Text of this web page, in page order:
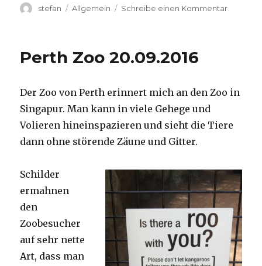
Autor
stefan Kategorien
Allgemein Schreibe einen Kommentarzu
Perth
Perth Zoo 20.09.2016
Der Zoo von Perth erinnert mich an den Zoo in
Singapur. Man kann in viele Gehege und
Volieren hineinspazieren und sieht die Tiere
dann ohne störende Zäune und Gitter.
Schilder
ermahnen
den
Zoobesucher
auf sehr nette
Art, dass man